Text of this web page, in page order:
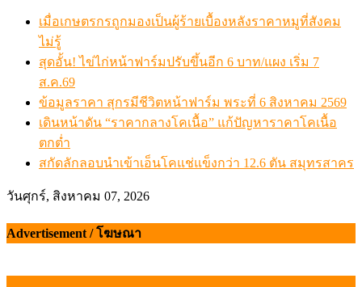
เมื่อเกษตรกรถูกมองเป็นผู้ร้ายเบื้องหลังราคาหมูที่สังคม
ไม่รู้
สุดอั้น! ไข่ไก่หน้าฟาร์มปรับขึ้นอีก 6 บาท/แผง เริ่ม 7
ส.ค.69
ข้อมูลราคา สุกรมีชีวิตหน้าฟาร์ม พระที่ 6 สิงหาคม 2569
เดินหน้าดัน “ราคากลางโคเนื้อ” แก้ปัญหาราคาโคเนื้อ
ตกต่ำ
สกัดลักลอบนำเข้าเอ็นโคแช่แข็งกว่า 12.6 ตัน สมุทรสาคร
วันศุกร์, สิงหาคม 07, 2026
Advertisement / โฆษณา